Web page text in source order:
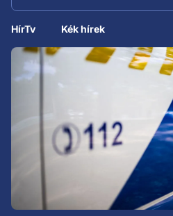
HírTv Kék hírek